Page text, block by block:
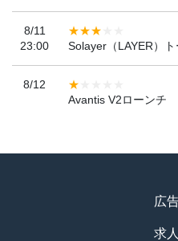
8/11
23:00
Solayer（LAYER）
8/12
Avantis V2ローンチ
広
求